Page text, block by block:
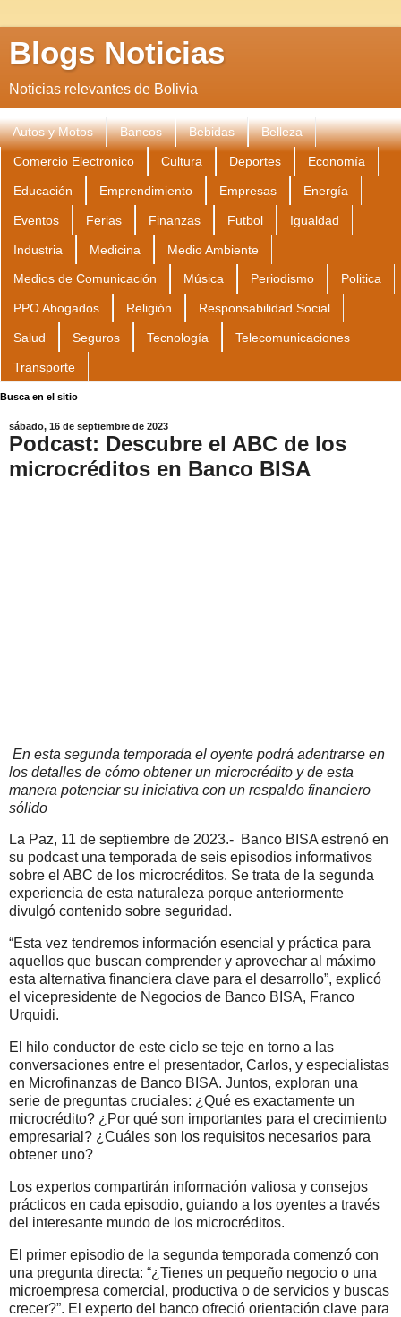
Blogs Noticias
Noticias relevantes de Bolivia
Autos y Motos Bancos Bebidas Belleza
Comercio Electronico Cultura Deportes Economía
Educación Emprendimiento Empresas Energía
Eventos Ferias Finanzas Futbol Igualdad
Industria Medicina Medio Ambiente
Medios de Comunicación Música Periodismo Politica
PPO Abogados Religión Responsabilidad Social
Salud Seguros Tecnología Telecomunicaciones
Transporte
Busca en el sitio
sábado, 16 de septiembre de 2023
Podcast: Descubre el ABC de los
microcréditos en Banco BISA
En esta segunda temporada el oyente podrá adentrarse en
los detalles de cómo obtener un microcrédito y de esta
manera potenciar su iniciativa con un respaldo financiero
sólido
La Paz, 11 de septiembre de 2023.- Banco BISA estrenó en
su podcast una temporada de seis episodios informativos
sobre el ABC de los microcréditos. Se trata de la segunda
experiencia de esta naturaleza porque anteriormente
divulgó contenido sobre seguridad.
“Esta vez tendremos información esencial y práctica para
aquellos que buscan comprender y aprovechar al máximo
esta alternativa financiera clave para el desarrollo”, explicó
el vicepresidente de Negocios de Banco BISA, Franco
Urquidi.
El hilo conductor de este ciclo se teje en torno a las
conversaciones entre el presentador, Carlos, y especialistas
en Microfinanzas de Banco BISA. Juntos, exploran una
serie de preguntas cruciales: ¿Qué es exactamente un
microcrédito? ¿Por qué son importantes para el crecimiento
empresarial? ¿Cuáles son los requisitos necesarios para
obtener uno?
Los expertos compartirán información valiosa y consejos
prácticos en cada episodio, guiando a los oyentes a través
del interesante mundo de los microcréditos.
El primer episodio de la segunda temporada comenzó con
una pregunta directa: “¿Tienes un pequeño negocio o una
microempresa comercial, productiva o de servicios y buscas
crecer?”. El experto del banco ofreció orientación clave para